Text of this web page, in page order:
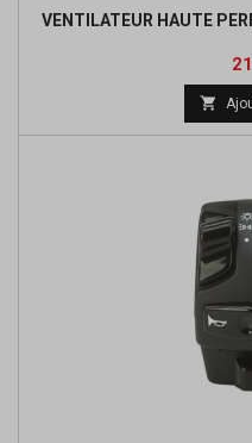
VENTILATEUR HAUTE
